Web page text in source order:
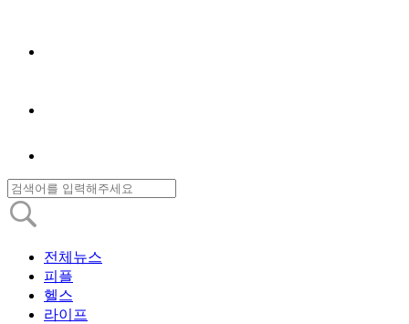
전체뉴스
피플
헬스
라이프